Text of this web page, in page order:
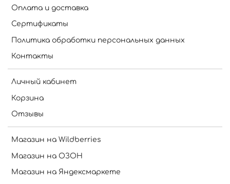
Оплата и доставка
Сертификаты
Политика обработки персональных данных
Контакты
Личный кабинет
Корзина
Отзывы
Магазин на Wildberries
Магазин на ОЗОН
Магазин на Яндексмаркете